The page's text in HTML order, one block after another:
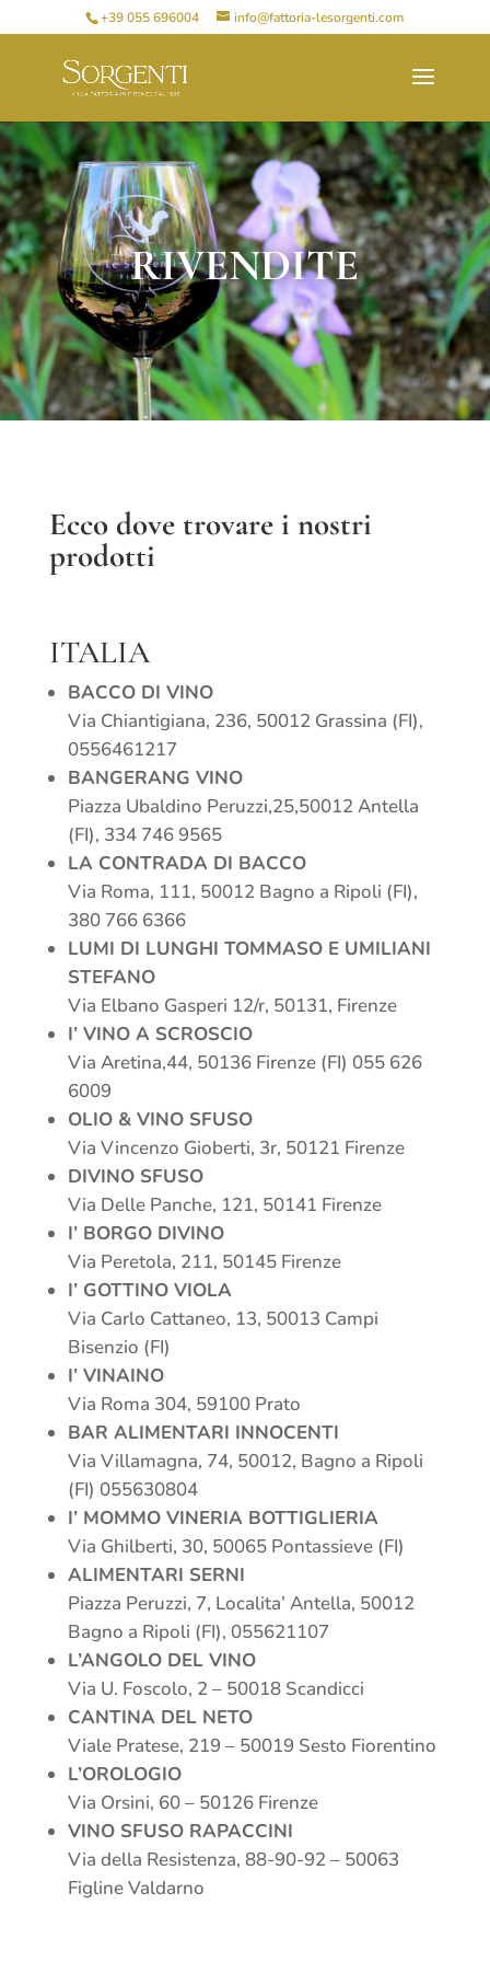
+39 055 696004 info@fattoria-lesorgenti.com
RIVENDITE
Ecco dove trovare i nostri
prodotti
ITALIA
BACCO DI VINO
Via Chiantigiana, 236, 50012 Grassina (FI),
0556461217
BANGERANG VINO
Piazza Ubaldino Peruzzi,25,50012 Antella
(FI), 334 746 9565
LA CONTRADA DI BACCO
Via Roma, 111, 50012 Bagno a Ripoli (FI),
380 766 6366
LUMI DI LUNGHI TOMMASO E UMILIANI
STEFANO
Via Elbano Gasperi 12/r, 50131, Firenze
I’ VINO A SCROSCIO
Via Aretina,44, 50136 Firenze (FI) 055 626
6009
OLIO & VINO SFUSO
Via Vincenzo Gioberti, 3r, 50121 Firenze
DIVINO SFUSO
Via Delle Panche, 121, 50141 Firenze
I’ BORGO DIVINO
Via Peretola, 211, 50145 Firenze
I’ GOTTINO VIOLA
Via Carlo Cattaneo, 13, 50013 Campi
Bisenzio (FI)
I’ VINAINO
Via Roma 304, 59100 Prato
BAR ALIMENTARI INNOCENTI
Via Villamagna, 74, 50012, Bagno a Ripoli
(FI) 055630804
I’ MOMMO VINERIA BOTTIGLIERIA
Via Ghilberti, 30, 50065 Pontassieve (FI)
ALIMENTARI SERNI
Piazza Peruzzi, 7, Localita’ Antella, 50012
Bagno a Ripoli (FI), 055621107
L’ANGOLO DEL VINO
Via U. Foscolo, 2 – 50018 Scandicci
CANTINA DEL NETO
Viale Pratese, 219 – 50019 Sesto Fiorentino
L’OROLOGIO
Via Orsini, 60 – 50126 Firenze
VINO SFUSO RAPACCINI
Via della Resistenza, 88-90-92 – 50063
Figline Valdarno